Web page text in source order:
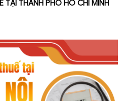
TẠI THÀNH PHỐ HỒ CHÍ